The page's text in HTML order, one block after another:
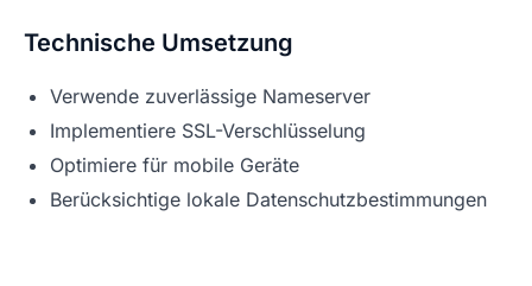
Technische Umsetzung
Verwende zuverlässige Nameserver
Implementiere SSL-Verschlüsselung
Optimiere für mobile Geräte
Berücksichtige lokale Datenschutzbestimmungen